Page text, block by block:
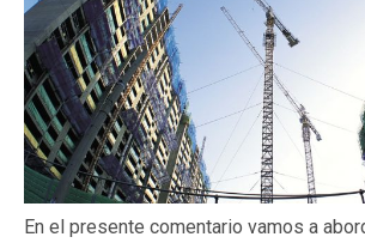
En el presente comentario vamos a